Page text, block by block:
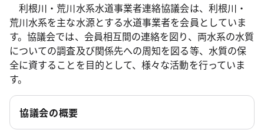
利根川・荒川水系水道事業者連絡協議会は、利根川・
荒川水系を主な水源とする水道事業者を会員としていま
す。協議会では、会員相互間の連絡を図り、両水系の水質
についての調査及び関係先への周知を図る等、水質の保
全に資することを目的として、様々な活動を行っていま
す。
協議会の概要